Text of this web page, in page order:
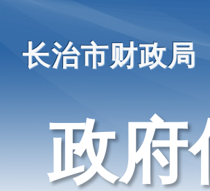
长治市财政局
政府